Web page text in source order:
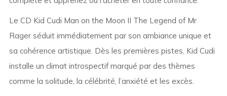
Le CD Kid Cudi Man on the Moon II The Legend of Mr
Rager séduit immédiatement par son ambiance unique et
sa cohérence artistique. Dès les premières pistes, Kid Cudi
installe un climat introspectif marqué par des thèmes
comme la solitude, la célébrité, l’anxiété et les excès.